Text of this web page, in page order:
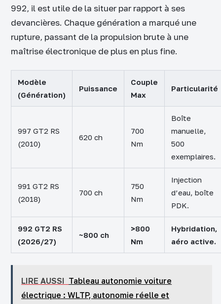
992, il est utile de la situer par rapport à ses
devancières. Chaque génération a marqué une
rupture, passant de la propulsion brute à une
maîtrise électronique de plus en plus fine.
Modèle
(Génération)
Puissance
Couple
Max
Particularité
997 GT2 RS
(2010)
620 ch
700
Nm
Boîte
manuelle,
500
exemplaires.
991 GT2 RS
(2018)
700 ch
750
Nm
Injection
d’eau, boîte
PDK.
992 GT2 RS
(2026/27)
~800 ch
>800
Nm
Hybridation,
aéro active.
LIRE AUSSI Tableau autonomie voiture
électrique : WLTP, autonomie réelle et